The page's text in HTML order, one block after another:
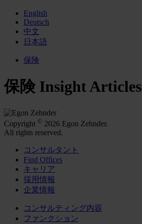
English
Deutsch
中文
日本語
保険
保険 Insight Articles
Copyright © 2026 Egon Zehnder.
All rights reserved.
コンサルタント
Find Offices
キャリア
採用情報
企業情報
コンサルティング内容
ファンクション